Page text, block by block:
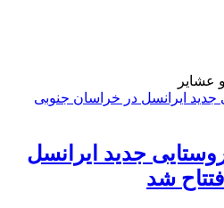
عشایر
جدید ایرانسل
شد